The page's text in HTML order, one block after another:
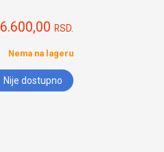
6.600,00 RSD.
Nema na lageru
Nije dostupno